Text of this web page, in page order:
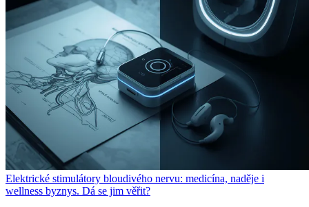
Elektrické stimulátory bloudivého nervu: medicína, naděje i
wellness byznys. Dá se jim věřit?